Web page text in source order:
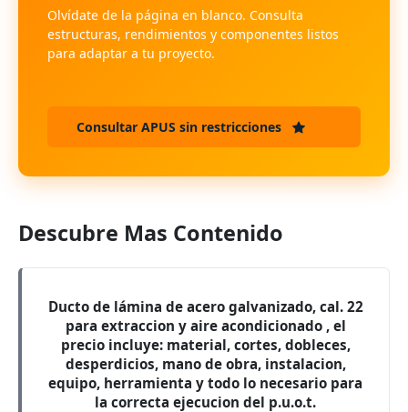
Olvídate de la página en blanco. Consulta
estructuras, rendimientos y componentes listos
para adaptar a tu proyecto.
Consultar APUS sin restricciones
Descubre Mas Contenido
Ducto de lámina de acero galvanizado, cal. 22
para extraccion y aire acondicionado , el
precio incluye: material, cortes, dobleces,
desperdicios, mano de obra, instalacion,
equipo, herramienta y todo lo necesario para
la correcta ejecucion del p.u.o.t.